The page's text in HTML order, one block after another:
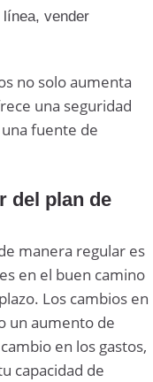
línea, vender
no solo aumenta
una seguridad
fuente de
del plan de
manera regular es
en el buen camino
Los cambios en
un aumento de
en los gastos,
capacidad de